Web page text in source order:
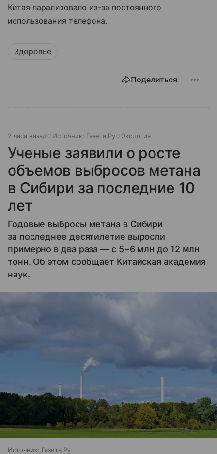
Китая парализовало из-за постоянного
использования телефона.
Здоровье
Поделиться
2 часа назад Источник: Газета.Ру Экология
Ученые заявили о росте
объемов выбросов метана
в Сибири за последние 10
лет
Годовые выбросы метана в Сибири
за последнее десятилетие выросли
примерно в два раза — с 5−6 млн до 12 млн
тонн. Об этом сообщает Китайская академия
наук.
Источник: Газета.Ру